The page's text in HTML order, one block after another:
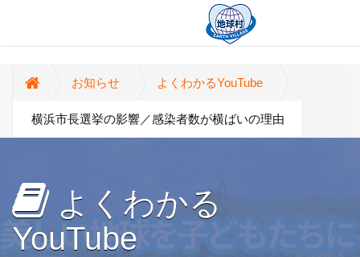
お知らせ よくわかるYouTube
横浜市長選挙の影響／感染者数が横ばいの理由
よくわかる
YouTube